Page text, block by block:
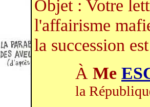
Objet : Votre
l'affairisme
la succession
À Me
la